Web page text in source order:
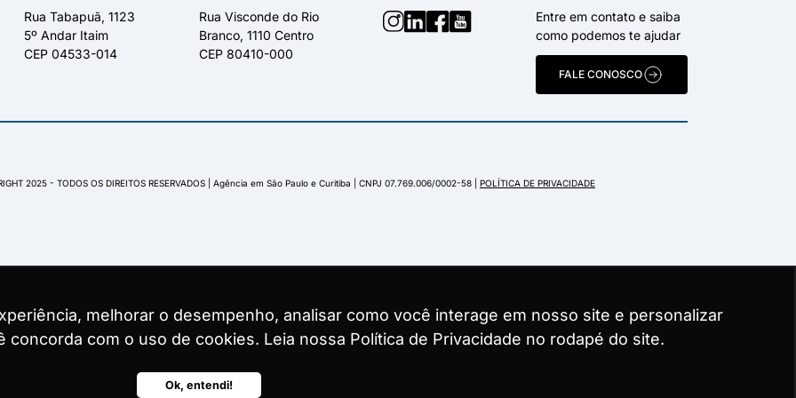
melhorar o desempenho, analisar como você interage em nosso site e personalizar
com o uso de cookies. Leia nossa Política de Privacidade no rodapé do site.
Ok, entendi!
melhorar o desempenho, analisar como você interage em nosso site e personalizar
com o uso de cookies. Leia nossa Política de Privacidade no rodapé do site.
Ok, entendi!
melhorar o desempenho, analisar como você interage em nosso site e personalizar
com o uso de cookies. Leia nossa Política de Privacidade no rodapé do site.
Ok, entendi!
Rua Tabapuã, 1123
5º Andar Itaim
CEP 04533-014
Rua Visconde do Rio
Branco, 1110 Centro
CEP 80410-000
Entre em contato e saiba
como podemos te ajudar
FALE CONOSCO
2025 - TODOS OS DIREITOS RESERVADOS | Agência em São Paulo e Curitiba | CNPJ 07.769.006/0002-58 | POLÍTICA DE PRIVACIDADE